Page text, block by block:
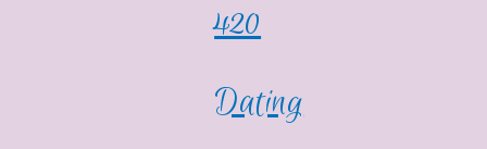
420
Dating